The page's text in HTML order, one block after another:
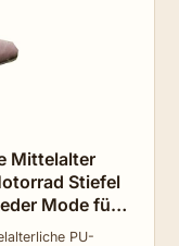
Mittelalter
Stiefel
Mode für
PU-